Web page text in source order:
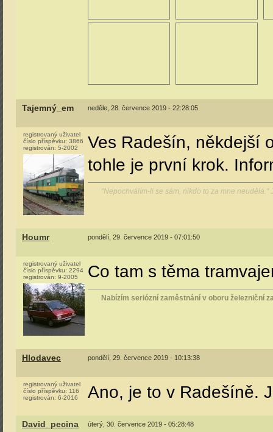
Tajemný_em neděle, 28. července 2019 - 22:28:05
registrovaný uživatel
číslo příspěvku: 3866
registrován: 5-2002
Ves Radešín, někdejší
tohle je první krok.
"Nepochválím-li se sám, nikdo to za mne neudělá."
Houmr pondělí, 29. července 2019 - 07:01:50
registrovaný uživatel
číslo příspěvku: 2294
registrován: 9-2005 Co tam s těma
Nabízím seriózní zaměstnání v oboru železniční
Hlodavec pondělí, 29. července 2019 - 10:13:38
registrovaný uživatel
číslo příspěvku: 116
registrován: 6-2016 Ano, je to v Radešíně.
David_pecina úterý, 30. července 2019 - 05:28:48